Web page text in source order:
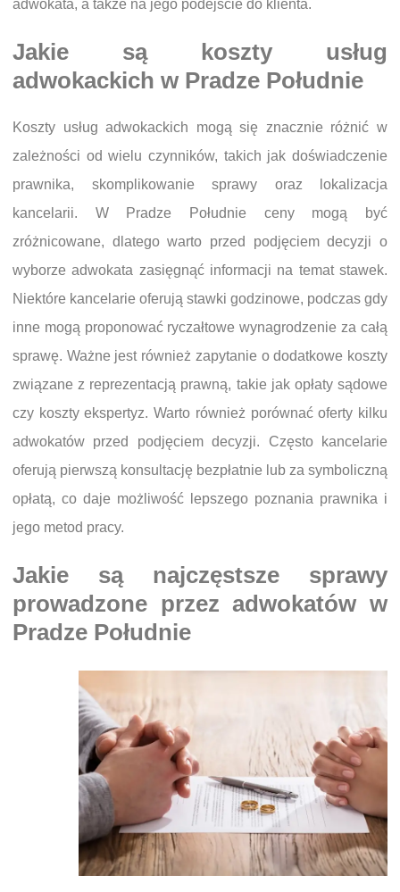
adwokata, a także na jego podejście do klienta.
Jakie są koszty usług
adwokackich w Pradze Południe
Koszty usług adwokackich mogą się znacznie różnić w
zależności od wielu czynników, takich jak doświadczenie
prawnika, skomplikowanie sprawy oraz lokalizacja
kancelarii. W Pradze Południe ceny mogą być
zróżnicowane, dlatego warto przed podjęciem decyzji o
wyborze adwokata zasięgnąć informacji na temat stawek.
Niektóre kancelarie oferują stawki godzinowe, podczas gdy
inne mogą proponować ryczałtowe wynagrodzenie za całą
sprawę. Ważne jest również zapytanie o dodatkowe koszty
związane z reprezentacją prawną, takie jak opłaty sądowe
czy koszty ekspertyz. Warto również porównać oferty kilku
adwokatów przed podjęciem decyzji. Często kancelarie
oferują pierwszą konsultację bezpłatnie lub za symboliczną
opłatą, co daje możliwość lepszego poznania prawnika i
jego metod pracy.
Jakie są najczęstsze sprawy
prowadzone przez adwokatów w
Pradze Południe